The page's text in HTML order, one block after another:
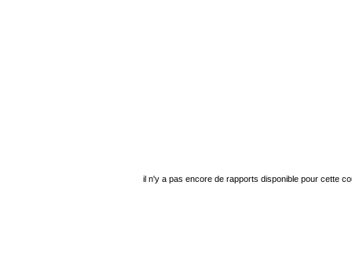
il n'y a pas encore de rapports disponible pour cette